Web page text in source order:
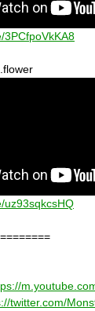
3PCfpoVkKA8
uz93sqkcsHQ
twitter.com/